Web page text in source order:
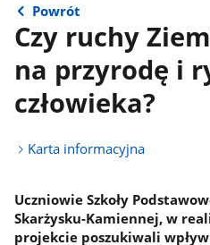
Powrót
Czy ruchy
na przyrodę i
człowieka?
Karta informacyjna
Uczniowie Szkoły
Skarżysku-Kamiennej, w
projekcie poszukiwali